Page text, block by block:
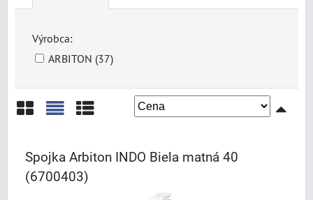
Výrobca:
ARBITON (37)
Spojka Arbiton INDO Biela matná 40
(6700403)